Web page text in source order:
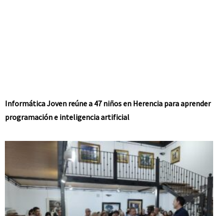
Informática Joven reúne a 47 niños en Herencia para aprender
programación e inteligencia artificial